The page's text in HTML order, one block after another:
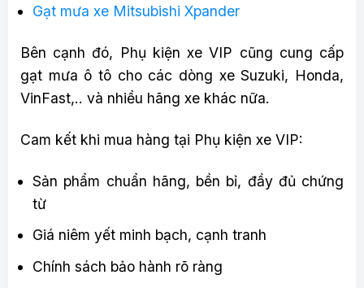
Gạt mưa xe Mitsubishi Xpander
Bên cạnh đó, Phụ kiện xe VIP cũng cung cấp
gạt mưa ô tô cho các dòng xe Suzuki, Honda,
VinFast,.. và nhiều hãng xe khác nữa.
Cam kết khi mua hàng tại Phụ kiện xe VIP:
Sản phẩm chuẩn hãng, bền bỉ, đầy đủ chứng
từ
Giá niêm yết minh bạch, cạnh tranh
Chính sách bảo hành rõ ràng